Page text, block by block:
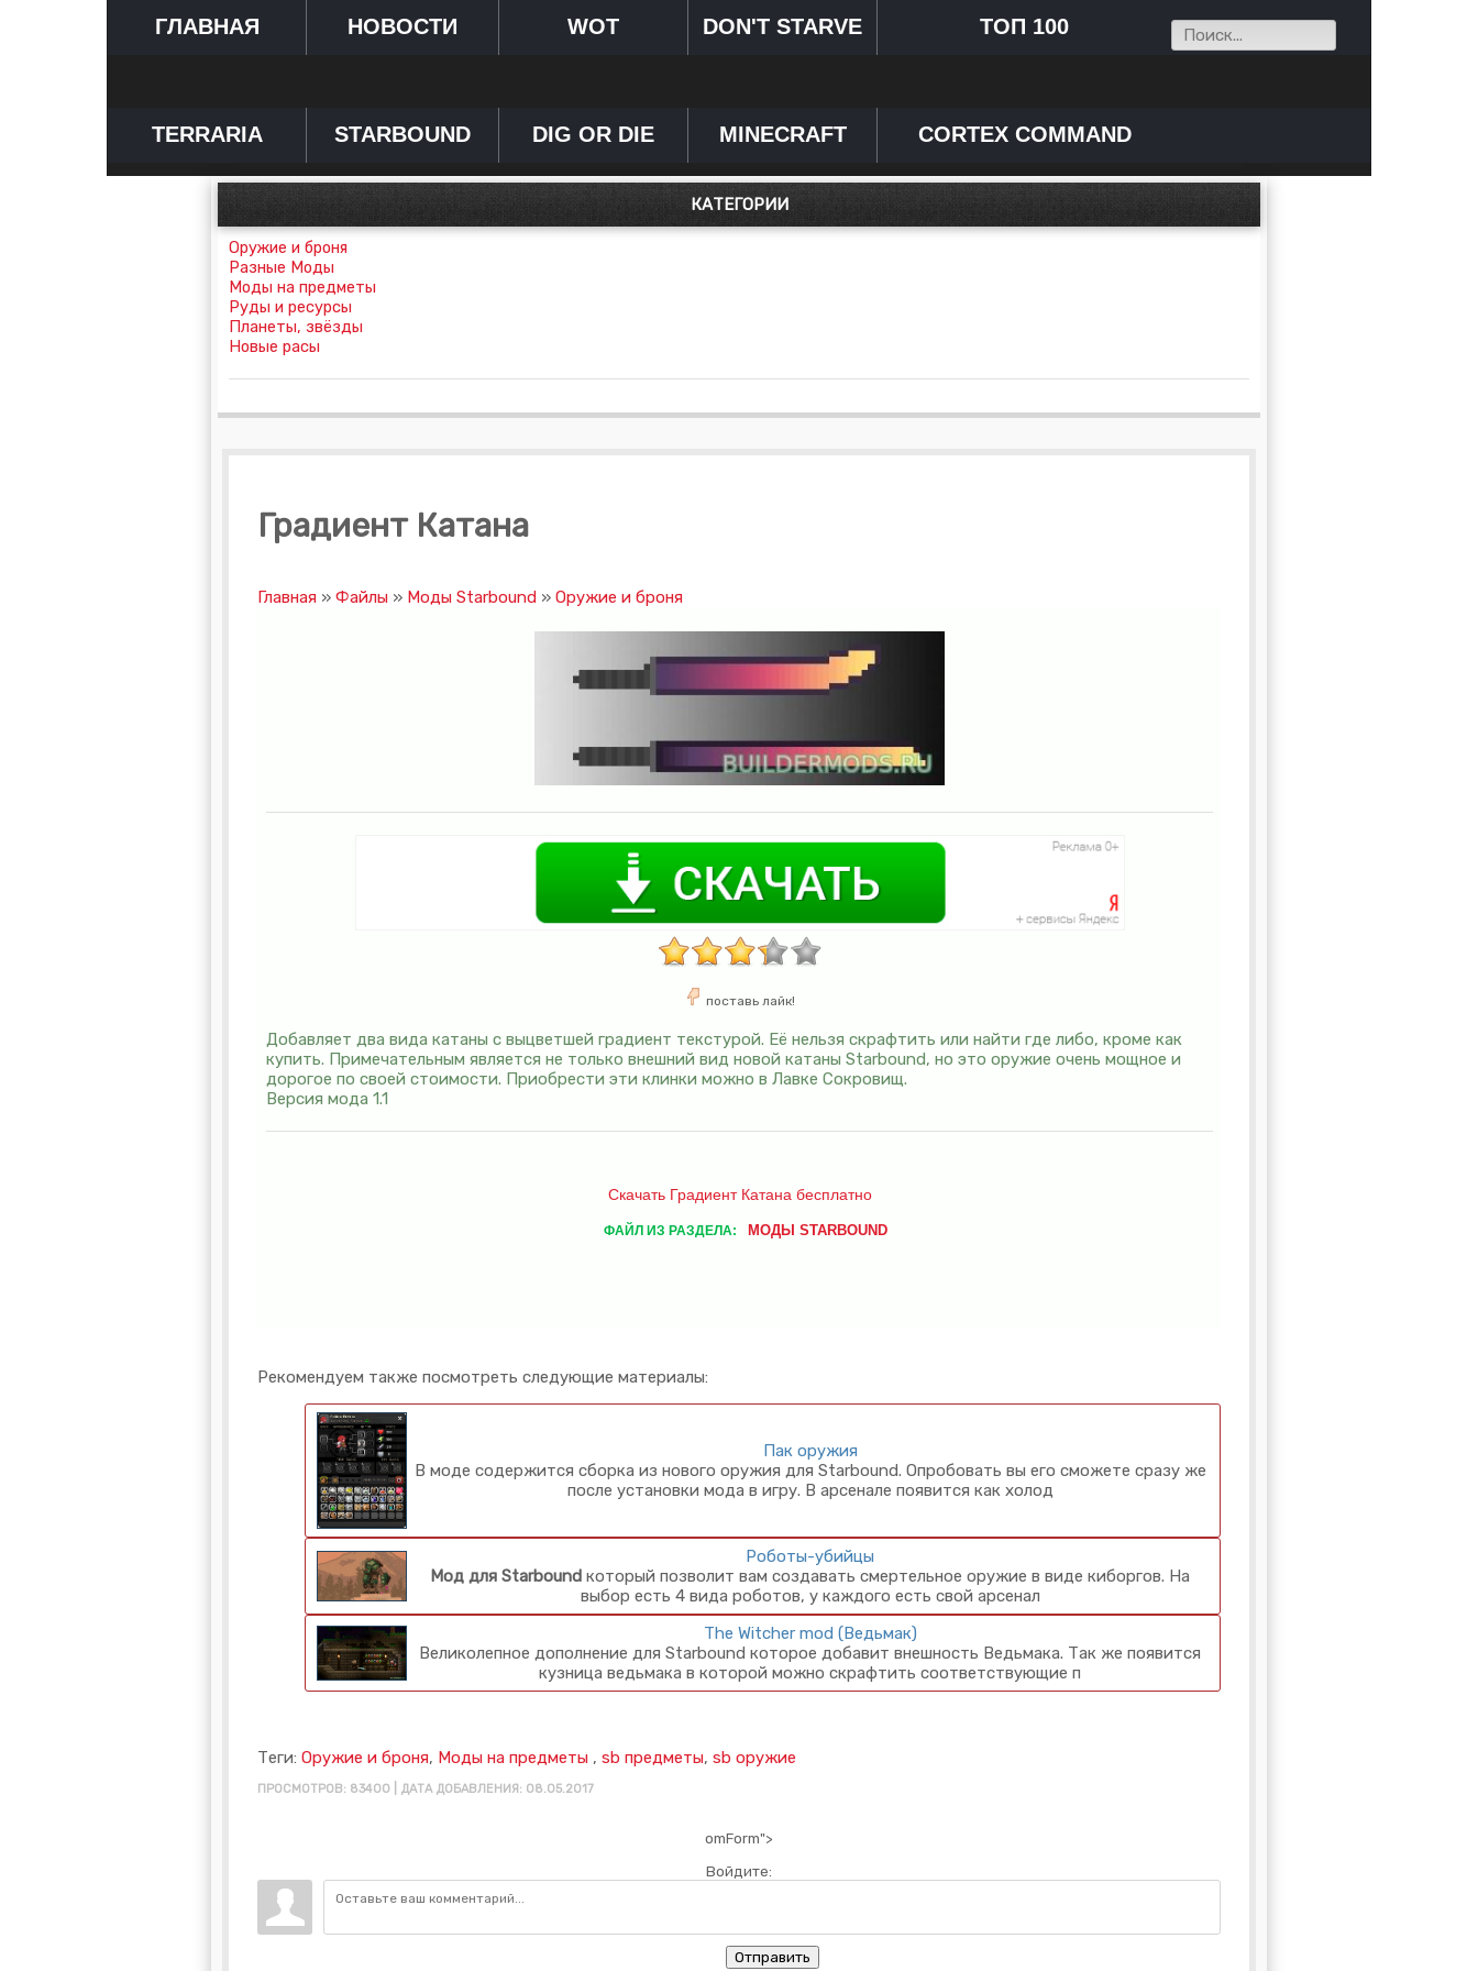
ГЛАВНАЯ НОВОСТИ WOT DON'T STARVE ТОП 100
TERRARIA STARBOUND DIG OR DIE MINECRAFT CORTEX COMMAND
КАТЕГОРИИ
Оружие и броня
Разные Моды
Моды на предметы
Руды и ресурсы
Планеты, звёзды
Новые расы
Градиент Катана
Главная » Файлы » Моды Starbound » Оружие и броня
поставь лайк!
Добавляет два вида катаны с выцветшей градиент текстурой. Её нельзя скрафтить или найти где либо, кроме как
купить. Примечательным является не только внешний вид новой катаны Starbound, но это оружие очень мощное и
дорогое по своей стоимости. Приобрести эти клинки можно в Лавке Сокровищ.
Версия мода 1.1
Скачать Градиент Катана бесплатно
ФАЙЛ ИЗ РАЗДЕЛА: МОДЫ STARBOUND
Рекомендуем также посмотреть следующие материалы:
Пак оружия
В моде содержится сборка из нового оружия для Starbound. Опробовать вы его сможете сразу же
после установки мода в игру. В арсенале появится как холод
Роботы-убийцы
Мод для Starbound который позволит вам создавать смертельное оружие в виде киборгов. На
выбор есть 4 вида роботов, у каждого есть свой арсенал
The Witcher mod (Ведьмак)
Великолепное дополнение для Starbound которое добавит внешность Ведьмака. Так же появится
кузница ведьмака в которой можно скрафтить соответствующие п
Теги: Оружие и броня, Моды на предметы , sb предметы, sb оружие
ПРОСМОТРОВ: 83400 | ДАТА ДОБАВЛЕНИЯ: 08.05.2017
omForm">
Войдите:
Отправить